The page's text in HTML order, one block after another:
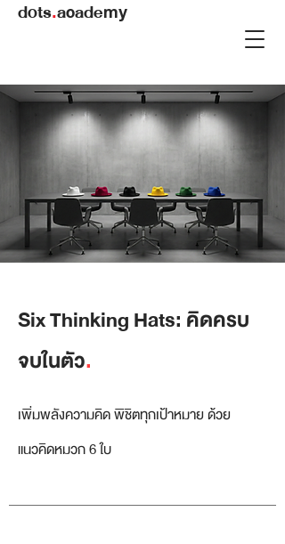
dots.academy
Six Thinking Hats: คิดครบ
จบในตัว.
เพิ่มพลังความคิด พิชิตทุกเป้าหมาย ด้วย
แนวคิดหมวก 6 ใบ